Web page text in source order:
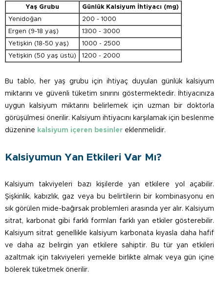
Yaş Grubu
Günlük Kalsiyum İhtiyacı (mg)
Yenidoğan
200 - 1000
Ergen (9-18 yaş)
1300 - 3000
Yetişkin (18-50 yaş)
1000 - 2500
Yetişkin (50 yaş üstü)
1200 - 2000
Bu tablo, her yaş grubu için ihtiyaç duyulan günlük kalsiyum
miktarını ve güvenli tüketim sınırını göstermektedir. İhtiyacınıza
uygun kalsiyum miktarını belirlemek için uzman bir doktorla
görüşülmesi önerilir. Kalsiyum ihtiyacını karşılamak için beslenme
düzenine kalsiyum içeren besinler eklenmelidir.
Kalsiyumun Yan Etkileri Var Mı?
Kalsiyum takviyeleri bazı kişilerde yan etkilere yol açabilir.
Şişkinlik, kabızlık, gaz veya bu belirtilerin bir kombinasyonu en
sık görülen mide-bağırsak problemleri arasında yer alır. Kalsiyum
sitrat, karbonat gibi farklı formları farklı yan etkiler gösterebilir.
Kalsiyum sitrat genellikle kalsiyum karbonata kıyasla daha hafif
ve daha az belirgin yan etkilere sahiptir. Bu tür yan etkileri
azaltmak için takviyeleri yemekle birlikte almak veya gün içine
bölerek tüketmek önerilir.